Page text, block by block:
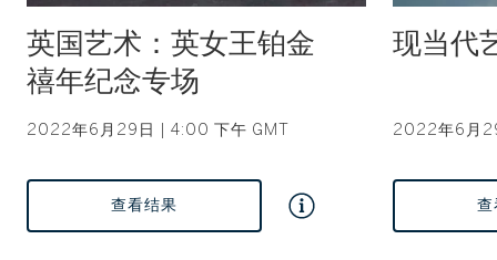
Type: auction
英国艺术：英女王铂金
禧年纪念专场
2022年6月29日 | 4:00 下午 GMT
查看结果
Type: auction
现当代
2022年6月
查